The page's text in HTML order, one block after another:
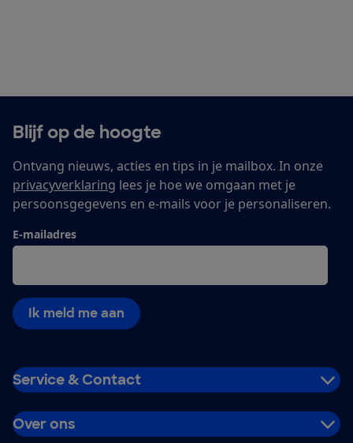
Blijf op de hoogte
Ontvang nieuws, acties en tips in je mailbox. In onze
privacyverklaring lees je hoe we omgaan met je
persoonsgegevens en e-mails voor je personaliseren.
E-mailadres
Ik meld me aan
Service & Contact
Over ons